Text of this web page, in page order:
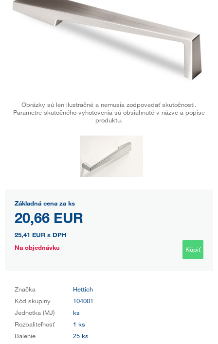
Obrázky sú len ilustračné a nemusia zodpovedať skutočnosti.
Parametre skutočného vyhotovenia sú obsiahnuté v názve a popise
produktu.
Základná cena za ks
20,66 EUR
25,41 EUR s DPH
Na objednávku
Kúpiť
Značka
Hettich
Kód skupiny
104001
Jednotka (MJ)
ks
Rozbaliteľnosť
1 ks
Balenie
25 ks